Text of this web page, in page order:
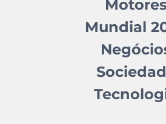
Motores
Mundial